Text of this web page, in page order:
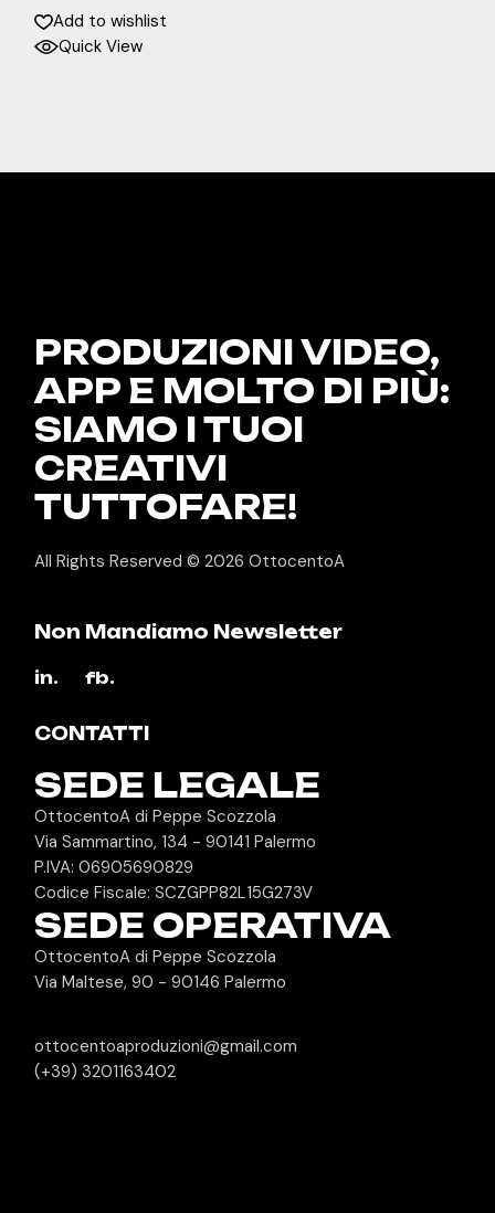
Add to wishlist
Quick View
PRODUZIONI VIDEO,
APP E MOLTO DI PIÙ:
SIAMO I TUOI
CREATIVI
TUTTOFARE!
All Rights Reserved © 2026OttocentoA
Non Mandiamo Newsletter
in. fb.
CONTATTI
SEDE LEGALE
OttocentoA di Peppe Scozzola
Via Sammartino, 134 - 90141 Palermo
P.IVA: 06905690829
Codice Fiscale: SCZGPP82L15G273V
SEDE OPERATIVA
OttocentoA di Peppe Scozzola
Via Maltese, 90 - 90146 Palermo
ottocentoaproduzioni@gmail.com
(+39) 3201163402